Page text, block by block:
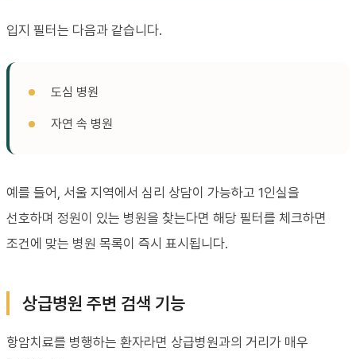
입지 필터는 다음과 같습니다.
도심 병원
자연 속 병원
예를 들어, 서울 지역에서 심리 상담이 가능하고 1인실을
선호하며 정원이 있는 병원을 찾는다면 해당 필터를 체크하면
조건에 맞는 병원 목록이 즉시 표시됩니다.
상급병원 주변 검색 기능
항암치료를 병행하는 환자라면 상급병원과의 거리가 매우